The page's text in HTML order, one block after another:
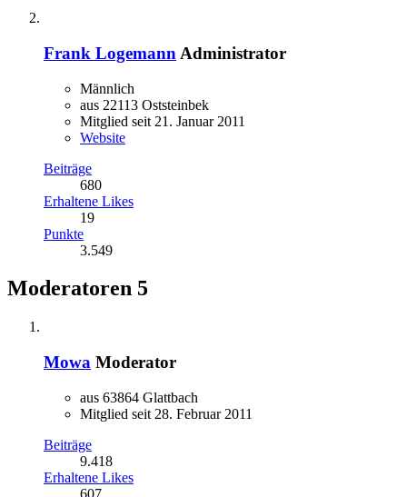
Frank Logemann Administrator
Männlich
aus 22113 Oststeinbek
Mitglied seit 21. Januar 2011
Website
Beiträge
680
Erhaltene Likes
19
Punkte
3.549
Moderatoren 5
Mowa Moderator
aus 63864 Glattbach
Mitglied seit 28. Februar 2011
Beiträge
9.418
Erhaltene Likes
607